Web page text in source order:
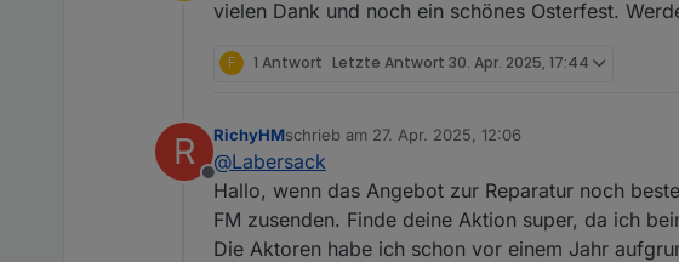
Schalter funktionieren wieder. Sendung ist
Offline
vielen Dank und noch ein schönes Osterfest.
F 1 Antwort Letzte Antwort 30. Apr. 2025, 17:44
R
Offline
RichyHMschrieb am 27. Apr. 2025, 12:06
zuletzt editiert von
@Labersack
Hallo, wenn das Angebot zur Reparatur noch
FM zusenden. Finde deine Aktion super, da ich
Die Aktoren habe ich schon vor einem Jahr